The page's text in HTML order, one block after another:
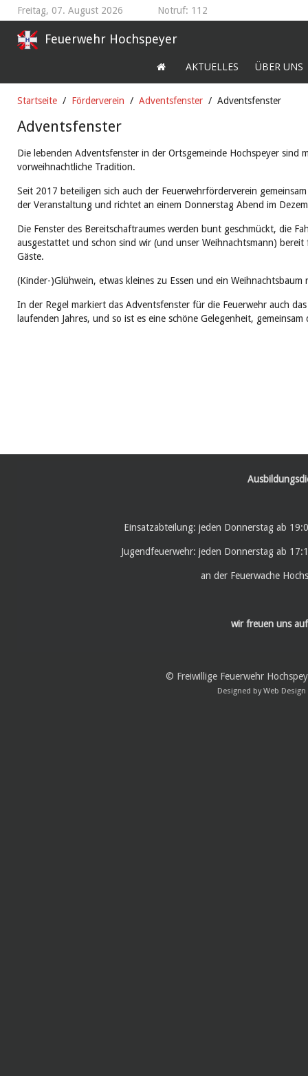
Freitag, 07. August 2026 Notruf: 112
Feuerwehr Hochspeyer
AKTUELLES ÜBER UNS
Startseite Förderverein Adventsfenster Adventsfenster
Adventsfenster
Die lebenden Adventsfenster in der Ortsgemeinde Hochspeyer sind
vorweihnachtliche Tradition.
Seit 2017 beteiligen sich auch der Feuerwehrförderverein
der Veranstaltung und richtet an einem Donnerstag Abend im
Die Fenster des Bereitschaftraumes werden bunt geschmückt, die
ausgestattet und schon sind wir (und unser Weihnachtsmann)
Gäste.
(Kinder-)Glühwein, etwas kleines zu Essen und ein
In der Regel markiert das Adventsfenster für die Feuerwehr auch
laufenden Jahres, und so ist es eine schöne Gelegenheit, gemeinsam
Einsatzabteilung: jeden Donnerstag ab
Jugendfeuerwehr: jeden Donnerstag ab
an der Feuerwache
wir freuen uns
© Freiwillige Feuerwehr
Designed byWeb Design